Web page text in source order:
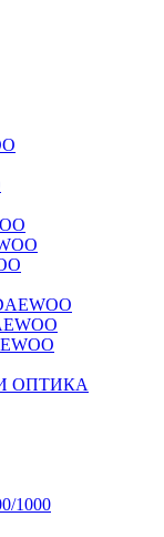
ОПТИКА
1000